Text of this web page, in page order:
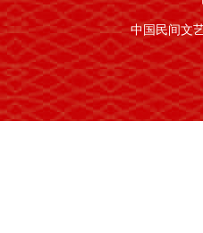
中国民间文